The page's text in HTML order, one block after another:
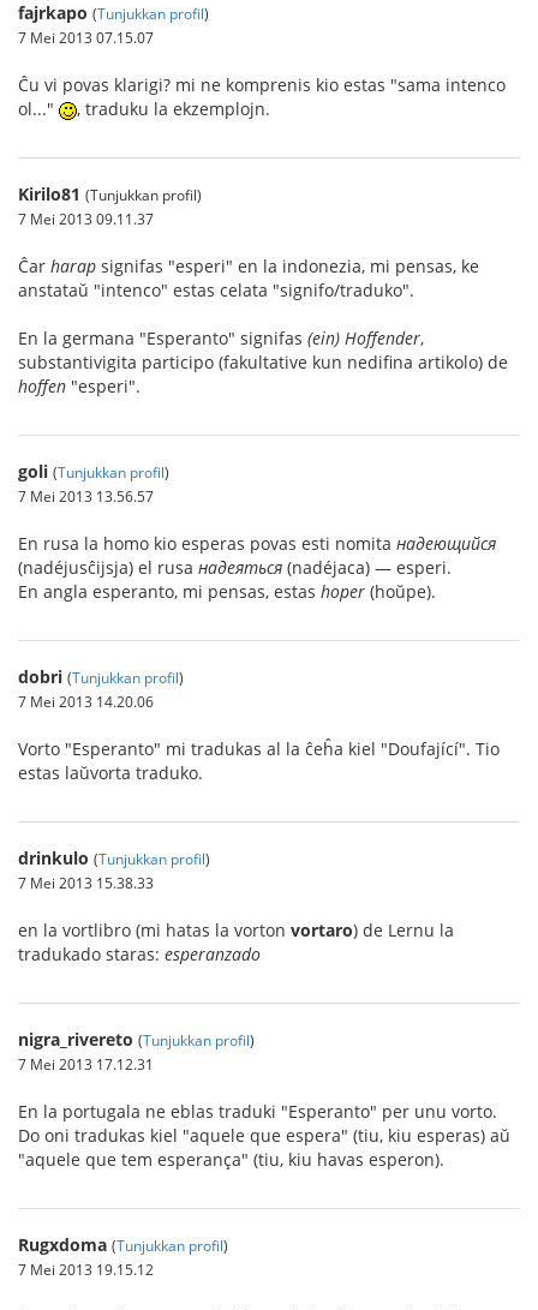
fajrkapo (Tunjukkan profil)
7 Mei 2013 07.15.07
Ĉu vi povas klarigi? mi ne komprenis kio estas "sama intenco
ol..."
, traduku la ekzemplojn.
Kirilo81 (Tunjukkan profil)
7 Mei 2013 09.11.37
Ĉar harap signifas "esperi" en la indonezia, mi pensas, ke
anstataŭ "intenco" estas celata "signifo/traduko".
En la germana "Esperanto" signifas (ein) Hoffender,
substantivigita participo (fakultative kun nedifina artikolo) de
hoffen "esperi".
goli (Tunjukkan profil)
7 Mei 2013 13.56.57
En rusa la homo kio esperas povas esti nomita надеющийся
(nadéjusĉijsja) el rusa надеяться (nadéjaca) — esperi.
En angla esperanto, mi pensas, estas hoper (hoŭpe).
dobri (Tunjukkan profil)
7 Mei 2013 14.20.06
Vorto "Esperanto" mi tradukas al la ĉeĥa kiel "Doufající". Tio
estas laŭvorta traduko.
drinkulo (Tunjukkan profil)
7 Mei 2013 15.38.33
en la vortlibro (mi hatas la vorton vortaro) de Lernu la
tradukado staras: esperanzado
nigra_rivereto (Tunjukkan profil)
7 Mei 2013 17.12.31
En la portugala ne eblas traduki "Esperanto" per unu vorto.
Do oni tradukas kiel "aquele que espera" (tiu, kiu esperas) aŭ
"aquele que tem esperança" (tiu, kiu havas esperon).
Rugxdoma (Tunjukkan profil)
7 Mei 2013 19.15.12